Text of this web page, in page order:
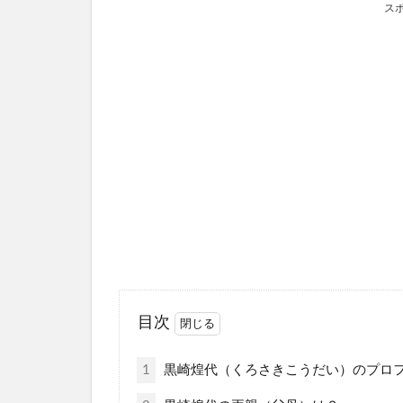
ス
目次
1 黒崎煌代（くろさきこうだい）のプロ